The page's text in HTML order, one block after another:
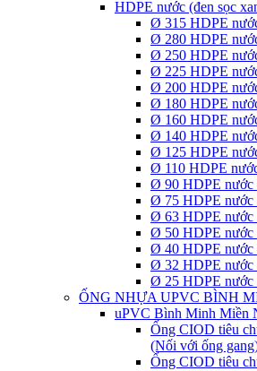
HDPE nước (đen sọc
Ø 315 HDPE
Ø 280 HDPE
Ø 250 HDPE
Ø 225 HDPE
Ø 200 HDPE
Ø 180 HDPE
Ø 160 HDPE
Ø 140 HDPE
Ø 125 HDPE
Ø 110 HDPE
Ø 90 HDPE nước
Ø 75 HDPE nước
Ø 63 HDPE nước
Ø 50 HDPE nước
Ø 40 HDPE nước
Ø 32 HDPE nước
Ø 25 HDPE nước
ỐNG NHỰA UPVC BÌNH
uPVC Bình Minh Miền
Ống CIOD tiêu
(Nối với ống
Ống CIOD tiêu